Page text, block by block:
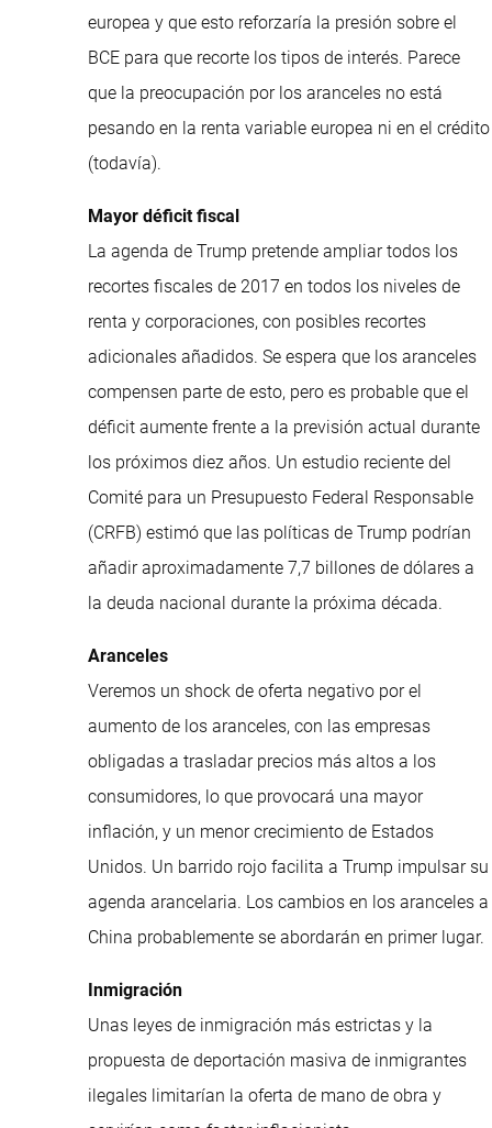
europea y que esto reforzaría la presión sobre el
BCE para que recorte los tipos de interés. Parece
que la preocupación por los aranceles no está
pesando en la renta variable europea ni en el crédito
(todavía).
Mayor déficit fiscal
La agenda de Trump pretende ampliar todos los
recortes fiscales de 2017 en todos los niveles de
renta y corporaciones, con posibles recortes
adicionales añadidos. Se espera que los aranceles
compensen parte de esto, pero es probable que el
déficit aumente frente a la previsión actual durante
los próximos diez años. Un estudio reciente del
Comité para un Presupuesto Federal Responsable
(CRFB) estimó que las políticas de Trump podrían
añadir aproximadamente 7,7 billones de dólares a
la deuda nacional durante la próxima década.
Aranceles
Veremos un shock de oferta negativo por el
aumento de los aranceles, con las empresas
obligadas a trasladar precios más altos a los
consumidores, lo que provocará una mayor
inflación, y un menor crecimiento de Estados
Unidos. Un barrido rojo facilita a Trump impulsar su
agenda arancelaria. Los cambios en los aranceles a
China probablemente se abordarán en primer lugar.
Inmigración
Unas leyes de inmigración más estrictas y la
propuesta de deportación masiva de inmigrantes
ilegales limitarían la oferta de mano de obra y